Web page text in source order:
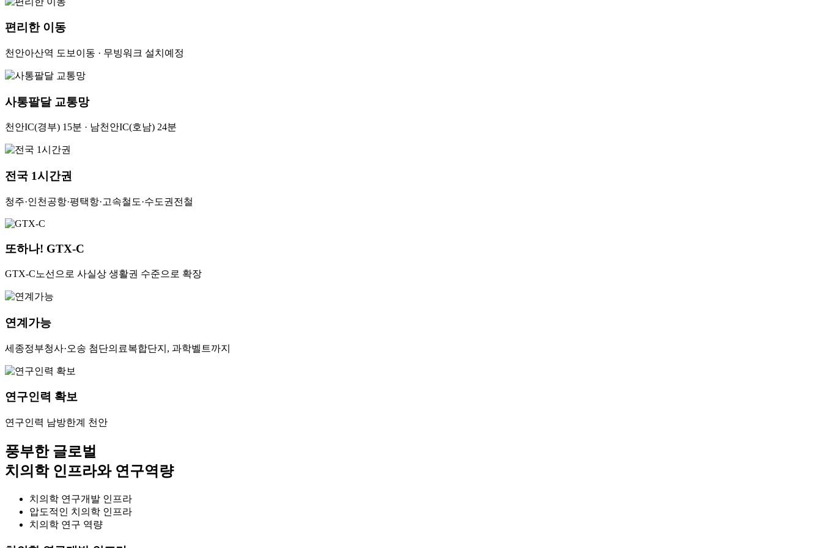
편리한 이동
천안아산역 도보이동 · 무빙워크 설치예정
사통팔달 교통망
천안IC(경부) 15분 · 남천안IC(호남) 24분
전국 1시간권
청주·인천공항·평택항·고속철도·수도권전철
또하나! GTX-C
GTX-C노선으로 사실상 생활권 수준으로 확장
연계가능
세종정부청사·오송 첨단의료복합단지, 과학벨트까지
연구인력 확보
연구인력 남방한계 천안
풍부한 글로벌
치의학 인프라와 연구역량
치의학 연구개발 인프라
압도적인 치의학 인프라
치의학 연구 역량